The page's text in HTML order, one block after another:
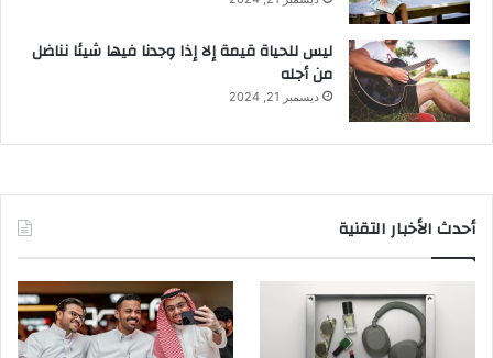
ليس للحياة قيمة إلا إذا وجدنا فيها شيئا نناضل
من أجله
ديسمبر 21, 2024
أحدث الأخبار التقنية